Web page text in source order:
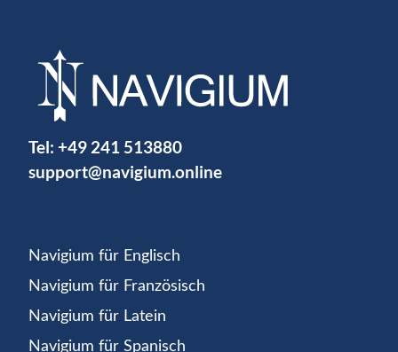
Tel: +49 241 513880
support@navigium.online
Navigium für Englisch
Navigium für Französisch
Navigium für Latein
Navigium für Spanisch